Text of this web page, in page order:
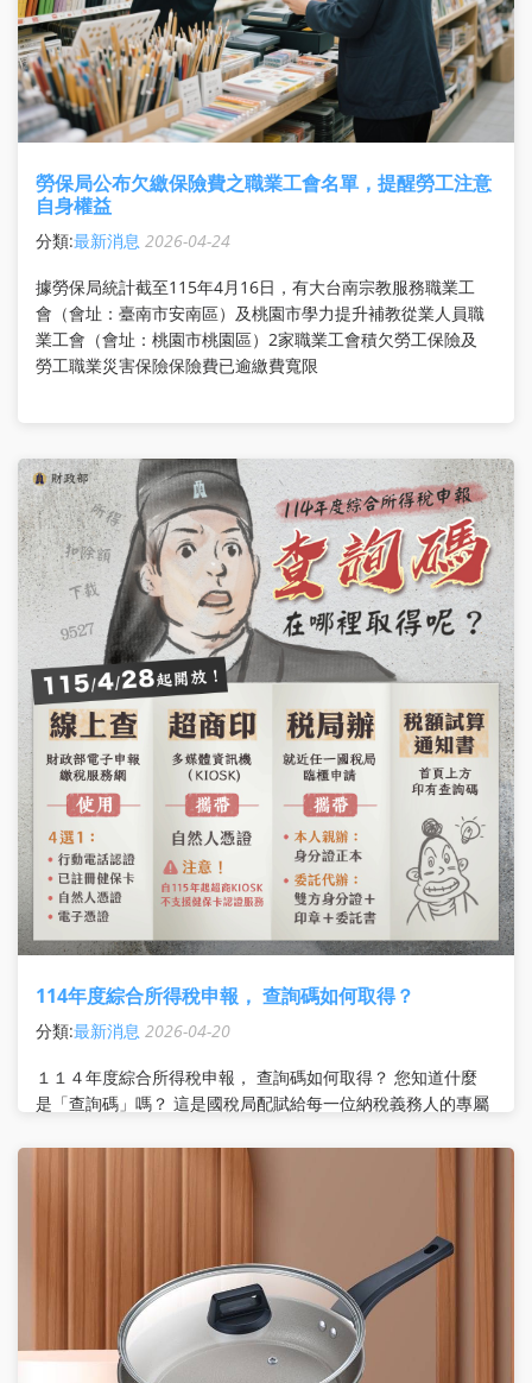
勞保局公布欠繳保險費之職業工會名單，提醒勞工注意
自身權益
分類:最新消息 2026-04-24
據勞保局統計截至115年4月16日，有大台南宗教服務職業工
會（會址：臺南市安南區）及桃園市學力提升補教從業人員職
業工會（會址：桃園市桃園區）2家職業工會積欠勞工保險及
勞工職業災害保險保險費已逾繳費寬限
114年度綜合所得稅申報， 查詢碼如何取得？
分類:最新消息 2026-04-20
１１４年度綜合所得稅申報， 查詢碼如何取得？ 您知道什麼
是「查詢碼」嗎？ 這是國稅局配賦給每一位納稅義務人的專屬
分證